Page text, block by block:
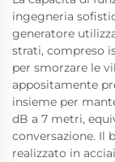
ingegneria
generatore
strati, compreso
per smorzare le
appositamente
insieme per
dB a 7 metri,
conversazione. Il
realizzato in